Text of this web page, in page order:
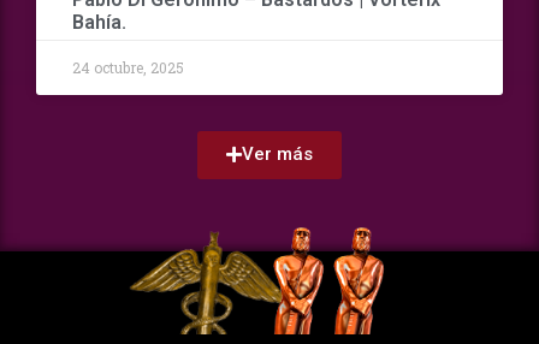
Bahía.
24 octubre, 2025
Ver más